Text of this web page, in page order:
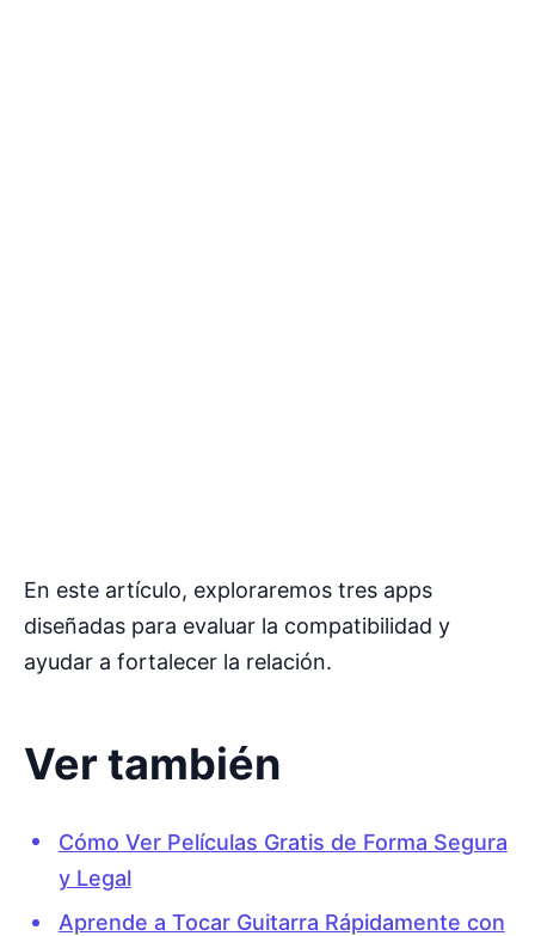
En este artículo, exploraremos tres apps
diseñadas para evaluar la compatibilidad y
ayudar a fortalecer la relación.
Ver también
Cómo Ver Películas Gratis de Forma Segura
y Legal
Aprende a Tocar Guitarra Rápidamente con